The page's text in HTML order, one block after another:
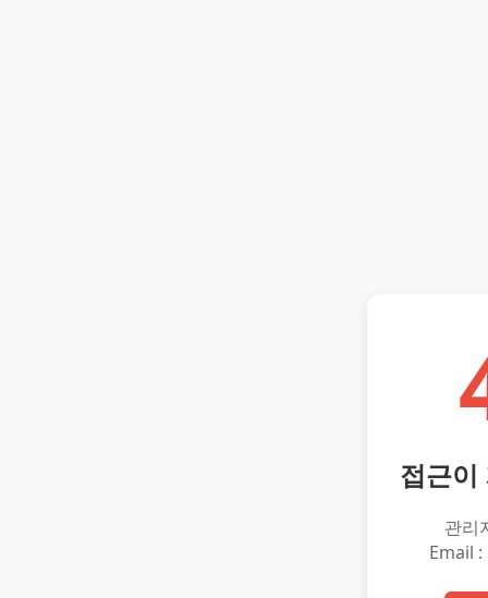
접근이
관리
Email